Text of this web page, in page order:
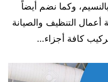
وكما نضم أيضاً
التنظيف والصيانة
كافة أجزاء…